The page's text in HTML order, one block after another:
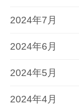
2024年7月
2024年6月
2024年5月
2024年4月